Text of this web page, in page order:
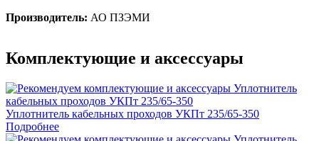
Производитель: АО ПЗЭМИ
Комплектующие и аксессуары
Уплотнитель кабельных проходов УКПт 235/65-350
Подробнее